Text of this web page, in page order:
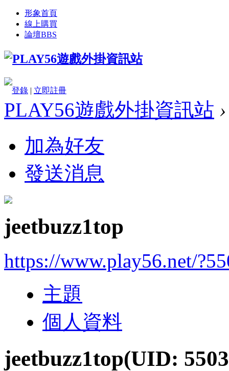
形象首頁
線上購買
論壇BBS
登錄 | 立即註冊
PLAY56遊戲外掛資訊站 ›
加為好友
發送消息
jeetbuzz1top
https://www.play56.net/
主題
個人資料
jeetbuzz1top(UID: